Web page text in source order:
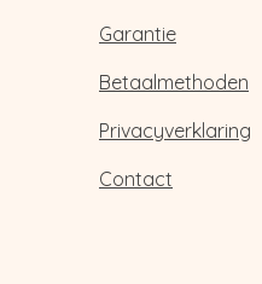
Garantie
Betaalmethoden
Privacyverklaring
Contact